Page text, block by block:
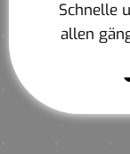
Schnelle
allen